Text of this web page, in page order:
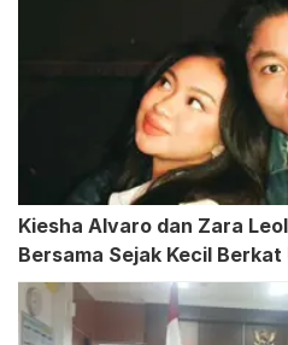
Kiesha Alvaro dan Zara
Bersama Sejak Kecil Berkat